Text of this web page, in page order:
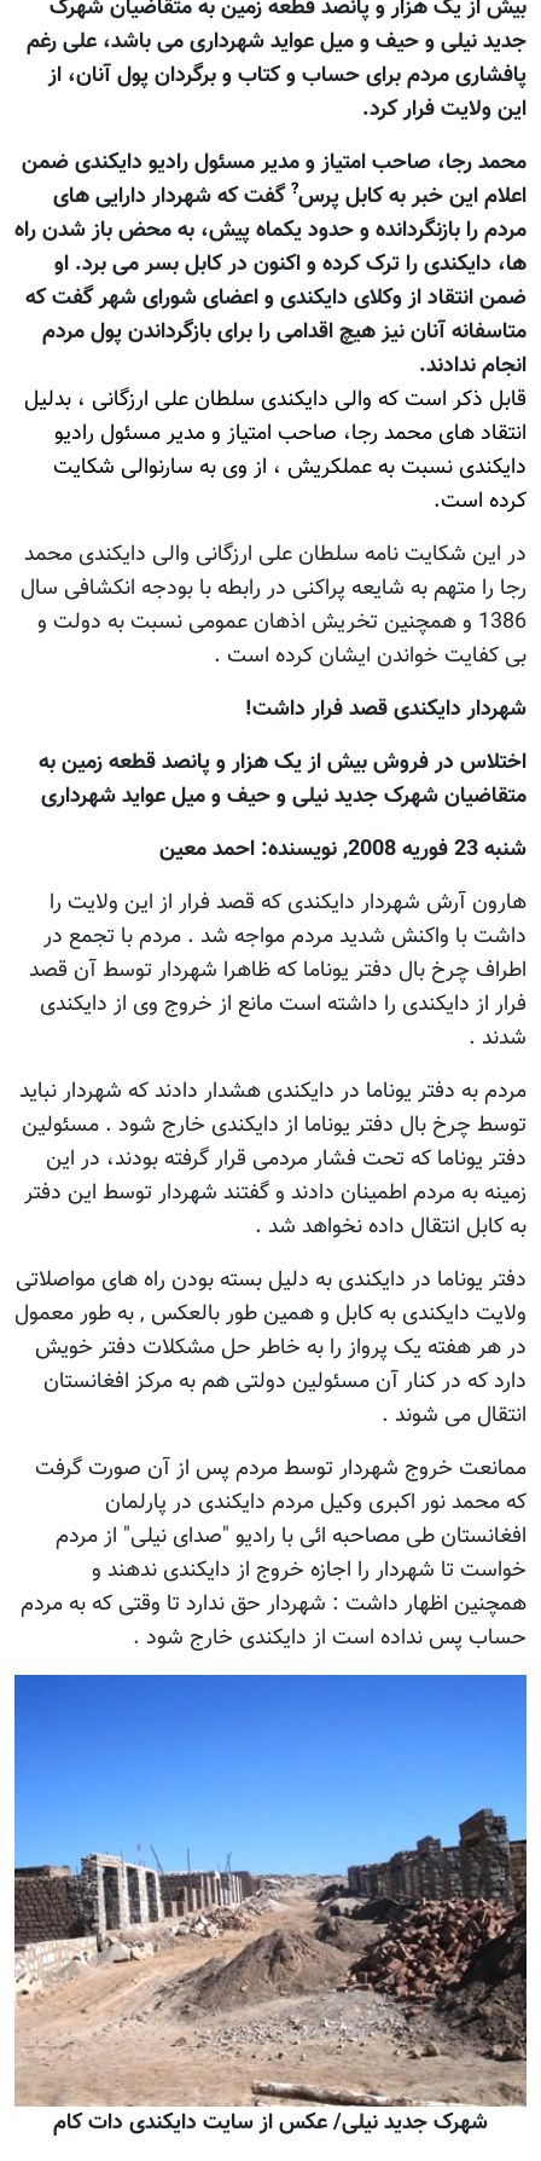
بیش از یک هزار و پانصد قطعه زمین به متقاضیان شهرک
جدید نیلی و حیف و میل عواید شهرداری می باشد، علی رغم
پافشاری مردم برای حساب و کتاب و برگردان پول آنان، از
اين ولايت فرار کرد.
محمد رجا، صاحب امتیاز و مدیر مسئول رادیو دایکندی ضمن
اعلام اين خبر به کابل پرس?گفت که شهردار دارايی های
مردم را بازنگردانده و حدود يکماه پيش، به محض باز شدن راه
ها، دايکندی را ترک کرده و اکنون در کابل بسر می برد. او
ضمن انتقاد از وکلای دايکندی و اعضای شورای شهر گفت که
متاسفانه آنان نيز هيچ اقدامی را برای بازگرداندن پول مردم
انجام ندادند.
قابل ذکر است که والی دايکندی سلطان علی ارزگانی ، بدليل
انتقاد های محمد رجا، صاحب امتیاز و مدیر مسئول رادیو
دایکندی نسبت به عملکريش ، از وی به سارنوالی شکايت
کرده است.
در این شکایت نامه سلطان علی ارزگانی والی دایکندی محمد
رجا را متهم به شایعه پراکنی در رابطه با بودجه انکشافی سال
1386 و همچنین تخریش اذهان عمومی نسبت به دولت و
بی کفایت خواندن ایشان کرده است .
شهردار دایکندی قصد فرار داشت!
اختلاس در فروش بیش از یک هزار و پانصد قطعه زمین به
متقاضیان شهرک جدید نیلی و حیف و میل عواید شهرداری
شنبه 23 فوريه 2008, نويسنده: احمد معين
هارون آرش شهردار دایکندی که قصد فرار از این ولایت را
داشت با واکنش شدید مردم مواجه شد . مردم با تجمع در
اطراف چرخ بال دفتر یوناما که ظاهرا شهردار توسط آن قصد
فرار از دایکندی را داشته است مانع از خروج وی از دایکندی
شدند .
مردم به دفتر یوناما در دایکندی هشدار دادند که شهردار نباید
توسط چرخ بال دفتر یوناما از دایکندی خارج شود . مسئولین
دفتر یوناما که تحت فشار مردمی قرار گرفته بودند، در این
زمینه به مردم اطمینان دادند و گفتند شهردار توسط این دفتر
به کابل انتقال داده نخواهد شد .
دفتر یوناما در دایکندی به دلیل بسته بودن راه های مواصلاتی
ولایت دایکندی به کابل و همین طور بالعکس , به طور معمول
در هر هفته یک پرواز را به خاطر حل مشکلات دفتر خویش
دارد که در کنار آن مسئولین دولتی هم به مرکز افغانستان
انتقال می شوند .
ممانعت خروج شهردار توسط مردم پس از آن صورت گرفت
که محمد نور اکبری وکیل مردم دایکندی در پارلمان
افغانستان طی مصاحبه ائی با رادیو "صدای نیلی" از مردم
خواست تا شهردار را اجازه خروج از دایکندی ندهند و
همچنین اظهار داشت : شهردار حق ندارد تا وقتی که به مردم
حساب پس نداده است از دایکندی خارج شود .
شهرک جديد نيلی/ عکس از سايت دايکندی دات کام